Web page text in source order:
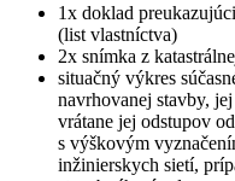
1x doklad
(list vlastníctva)
2x snímka z
situačný výkres
navrhovanej stavby,
vrátane jej odstupov
s výškovým
inžinierskych sietí,